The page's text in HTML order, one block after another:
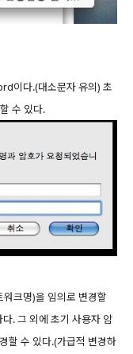
이다.(대소문자 유의) 초
수 있다.
크명)을 임의로 변경할
. 그 외에 초기 사용자 암
할 수 있다.(가급적 변경하